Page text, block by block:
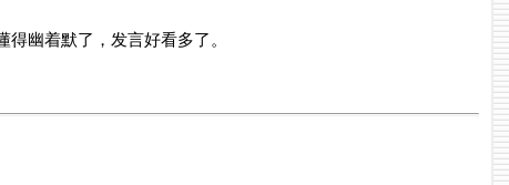
得幽着默了，发言好看多了。